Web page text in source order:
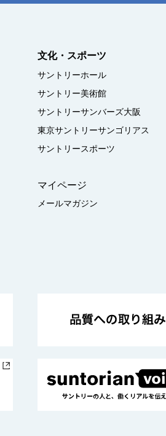
文化・スポーツ
サントリーホール
サントリー美術館
サントリーサンバーズ大阪
東京サントリーサンゴリアス
サントリースポーツ
マイページ
メールマガジン